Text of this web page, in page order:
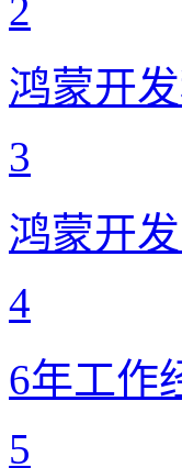
2
鸿蒙开
3
鸿蒙开
4
6年工作
5